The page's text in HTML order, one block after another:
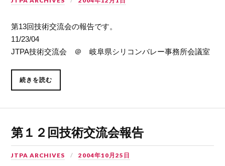
第13回技術交流会の報告です。
11/23/04
JTPA技術交流会 ＠ 岐阜県シリコンバレー事務所会議室
続きを読む
第１２回技術交流会報告
JTPA ARCHIVES 2004年10月25日